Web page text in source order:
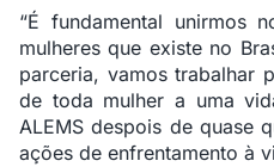
“É fundamental unirmos
mulheres que existe no
parceria, vamos trabalhar
de toda mulher a uma
ALEMS despois de quase
ações de enfrentamento à